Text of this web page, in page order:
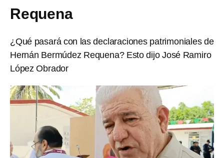
Requena
¿Qué pasará con las declaraciones patrimoniales de
Hernán Bermúdez Requena? Esto dijo José Ramiro
López Obrador